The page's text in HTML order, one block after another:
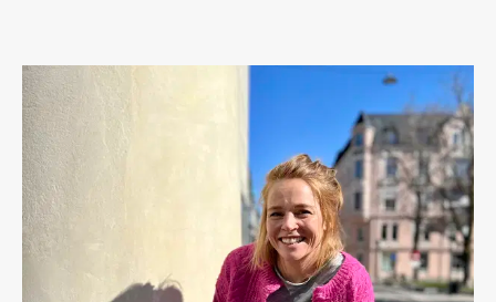
N-4005 Stavanger
Generelle henvendelser
fasett@fasett.no
Søke jobb eller praksisplass
jobb@fasett.no
General enquiries
fasett@fasett.no
Career enquiries
jobb@fasett.no
+47 51 84 48 00